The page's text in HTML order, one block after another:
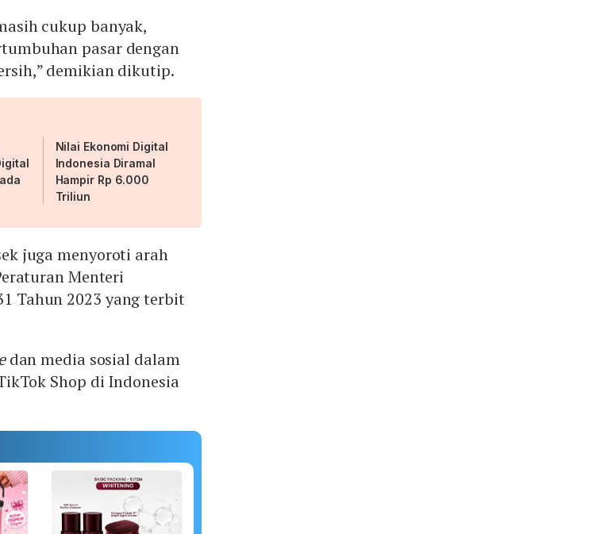
cukup banyak,
pasar dengan
demikian dikutip.
Nilai Ekonomi Digital
Indonesia Diramal
Hampir Rp 6.000
Triliun
juga menyoroti arah
Menteri
Tahun 2023 yang terbit
dan media sosial dalam
Shop di Indonesia